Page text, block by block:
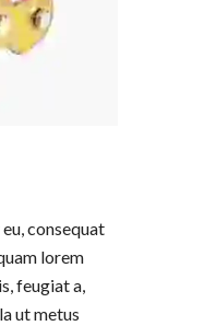
consequat
lorem
feugiat a,
ut metus